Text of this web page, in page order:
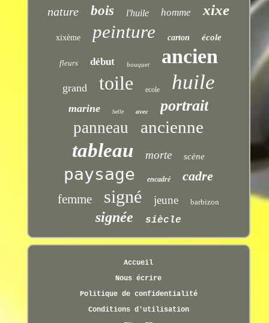
nature bois l'huile homme xixe
xixème peinture carton école
fleurs début bouquet ancien
grand toile ecole huile
marine belle avec portrait
panneau ancienne
tableau morte scène
paysage encadré cadre
femme signé jeune barbizon
signée siècle
Accueil
Nous écrire
Politique de confidentialité
Conditions d'utilisation